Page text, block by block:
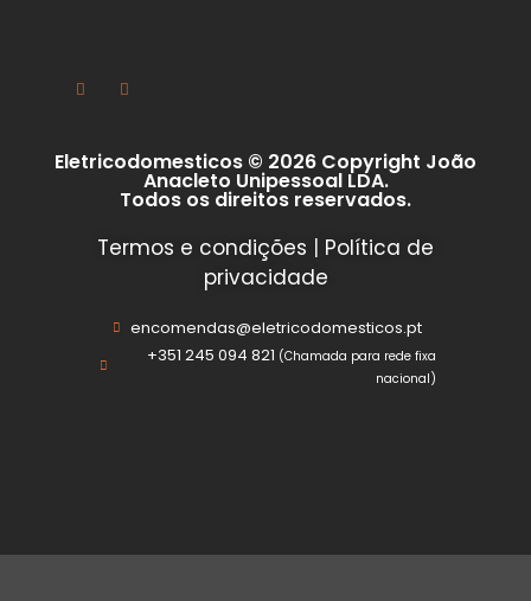
Eletricodomesticos © 2026 Copyright João
Anacleto Unipessoal LDA.
Todos os direitos reservados.
Termos e condições | Política de
privacidade
encomendas@eletricodomesticos.pt
+351 245 094 821 (Chamada para rede fixa
nacional)